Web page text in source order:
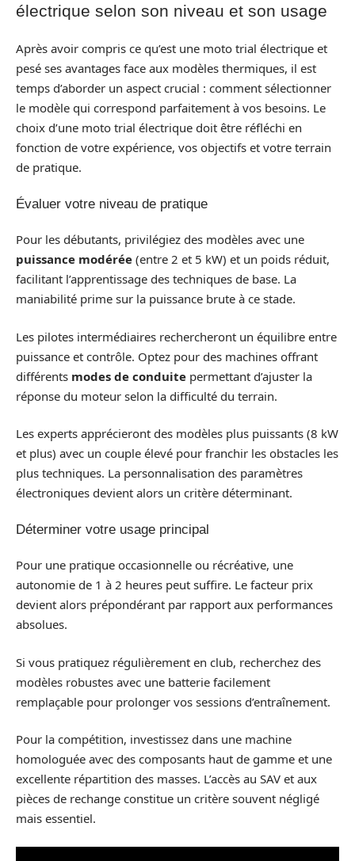
électrique selon son niveau et son usage
Après avoir compris ce qu’est une moto trial électrique et
pesé ses avantages face aux modèles thermiques, il est
temps d’aborder un aspect crucial : comment sélectionner
le modèle qui correspond parfaitement à vos besoins. Le
choix d’une moto trial électrique doit être réfléchi en
fonction de votre expérience, vos objectifs et votre terrain
de pratique.
Évaluer votre niveau de pratique
Pour les débutants, privilégiez des modèles avec une
puissance modérée (entre 2 et 5 kW) et un poids réduit,
facilitant l’apprentissage des techniques de base. La
maniabilité prime sur la puissance brute à ce stade.
Les pilotes intermédiaires rechercheront un équilibre entre
puissance et contrôle. Optez pour des machines offrant
différents modes de conduite permettant d’ajuster la
réponse du moteur selon la difficulté du terrain.
Les experts apprécieront des modèles plus puissants (8 kW
et plus) avec un couple élevé pour franchir les obstacles les
plus techniques. La personnalisation des paramètres
électroniques devient alors un critère déterminant.
Déterminer votre usage principal
Pour une pratique occasionnelle ou récréative, une
autonomie de 1 à 2 heures peut suffire. Le facteur prix
devient alors prépondérant par rapport aux performances
absolues.
Si vous pratiquez régulièrement en club, recherchez des
modèles robustes avec une batterie facilement
remplaçable pour prolonger vos sessions d’entraînement.
Pour la compétition, investissez dans une machine
homologuée avec des composants haut de gamme et une
excellente répartition des masses. L’accès au SAV et aux
pièces de rechange constitue un critère souvent négligé
mais essentiel.